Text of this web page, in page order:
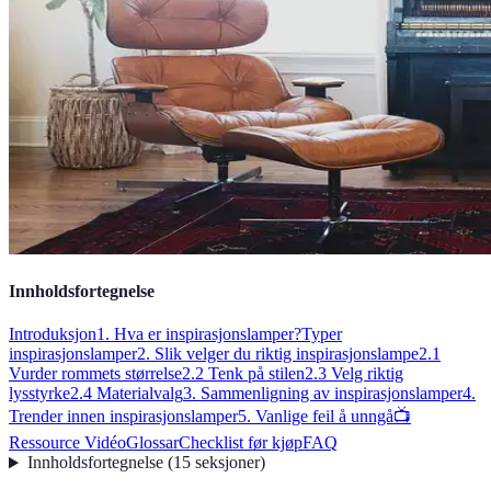
Innholdsfortegnelse
Introduksjon1. Hva er inspirasjonslamper?Typer
inspirasjonslamper2. Slik velger du riktig inspirasjonslampe2.1
Vurder rommets størrelse2.2 Tenk på stilen2.3 Velg riktig
lysstyrke2.4 Materialvalg3. Sammenligning av inspirasjonslamper4.
Trender innen inspirasjonslamper5. Vanlige feil å unngå📺
Ressource VidéoGlossarChecklist før kjøpFAQ
Innholdsfortegnelse(15 seksjoner)